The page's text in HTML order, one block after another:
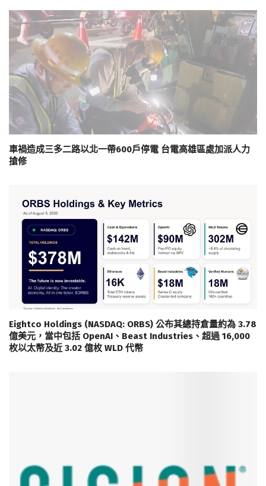
車禍造成三多二路以北一帶600戶停電 台電高雄區處加派人力
搶修
Eightco Holdings (NASDAQ: ORBS) 公布其總持倉量約為 3.78
億美元，當中包括 OpenAI、Beast Industries、超過 16,000
枚以太幣及近 3.02 億枚 WLD 代幣